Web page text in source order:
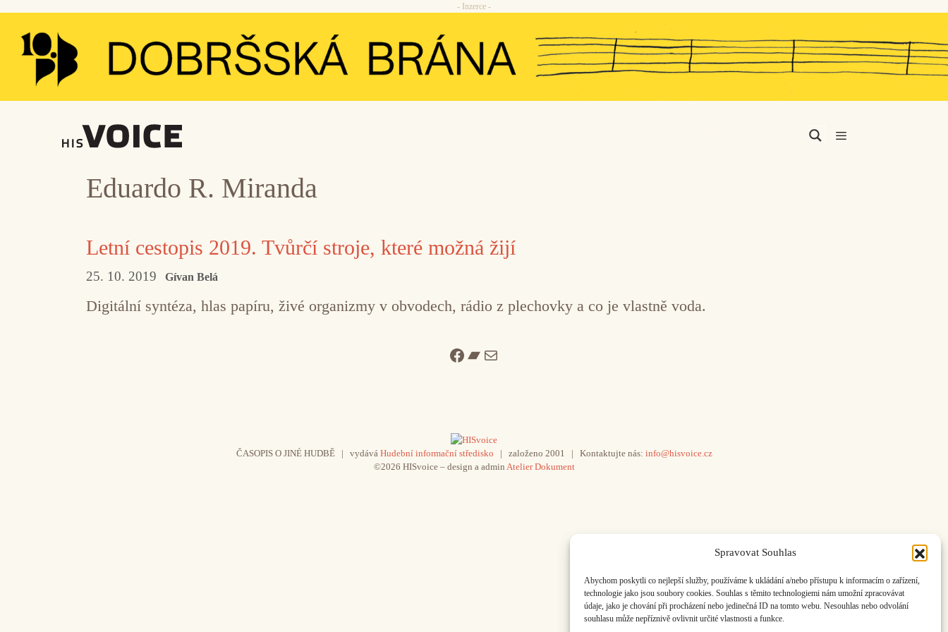
Spravovat Souhlas
Abychom poskytli co nejlepší služby, používáme k ukládání a/nebo přístupu k informacím o zařízení,
technologie jako jsou soubory cookies. Souhlas s těmito technologiemi nám umožní zpracovávat
údaje, jako je chování při procházení nebo jedinečná ID na tomto webu. Nesouhlas nebo odvolání
souhlasu může nepříznivě ovlivnit určité vlastnosti a funkce.
Přeskočit
obsah
- Inzerce -
Eduardo R. Miranda
Letní cestopis 2019. Tvůrčí stroje, které možná žijí
25. 10. 2019 Gívan Belá
Digitální syntéza, hlas papíru, živé organizmy v obvodech, rádio z plechovky a co je vlastně voda.
Facebook
Bandcamp
Mail
ČASOPIS O JINÉ HUDBĚ | vydává Hudební informační středisko | založeno 2001 | Kontaktujte nás: info@hisvoice.cz
©2026 HISvoice – design a admin Atelier Dokument